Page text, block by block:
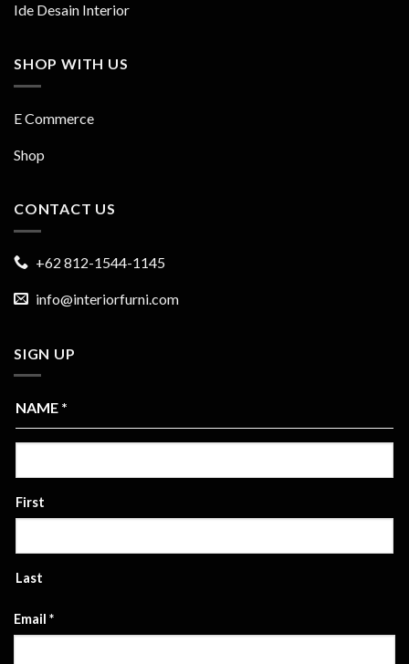
Ide Desain Interior
SHOP WITH US
E Commerce
Shop
CONTACT US
+62 812-1544-1145
info@interiorfurni.com
SIGN UP
NAME *
First
Last
Email *